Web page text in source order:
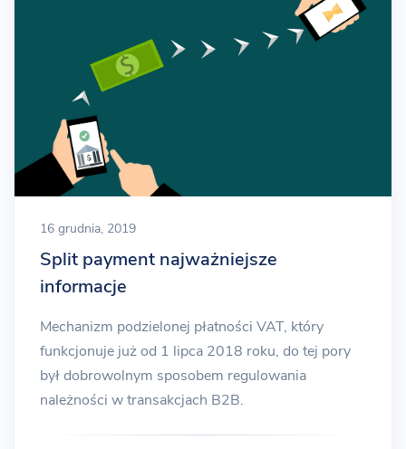
16 grudnia, 2019
Split payment najważniejsze
informacje
Mechanizm podzielonej płatności VAT, który
funkcjonuje już od 1 lipca 2018 roku, do tej pory
był dobrowolnym sposobem regulowania
należności w transakcjach B2B.